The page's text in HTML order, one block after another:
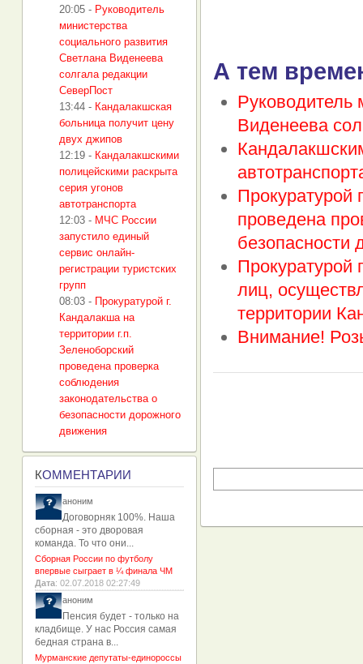
А тем
Руководитель
Виденеева
Прокуратурой
проведена
безопасности
Прокуратурой
лиц,
территории
Внимание!
20:05 - Руководитель
министерства
социального развития
Светлана Виденеева
солгала редакции
СеверПост
13:44 - Кандалакшская
больница получит цену
двух джипов
12:19 - Кандалакшскими
полицейскими раскрыта
серия угонов
автотранспорта
12:03 - МЧС России
запустило единый
сервис онлайн-
регистрации туристских
групп
08:03 - Прокуратурой г.
Кандалакша на
территории г.п.
Зеленоборский
проведена проверка
соблюдения
законодательства о
безопасности дорожного
движения
КОММЕНТАРИИ
аноним
Договорняк 100%. Наша
сборная - это дворовая
команда. То что они...
Сборная России по футболу
впервые сыграет в ¼ финала ЧМ
Дата: 02.07.2018 02:27:49
аноним
Пенсия будет - только на
кладбище. У нас Россия самая
бедная страна в...
Мурманские депутаты-единороссы